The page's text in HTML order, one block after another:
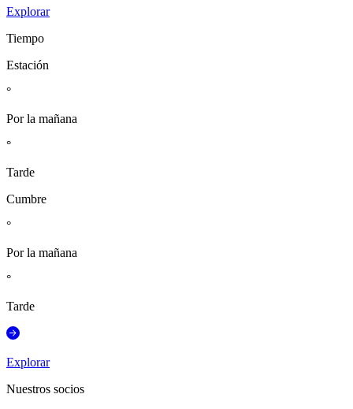
Explorar
Tiempo
Estación
°
Por la mañana
°
Tarde
Cumbre
°
Por la mañana
°
Tarde
Explorar
Nuestros socios